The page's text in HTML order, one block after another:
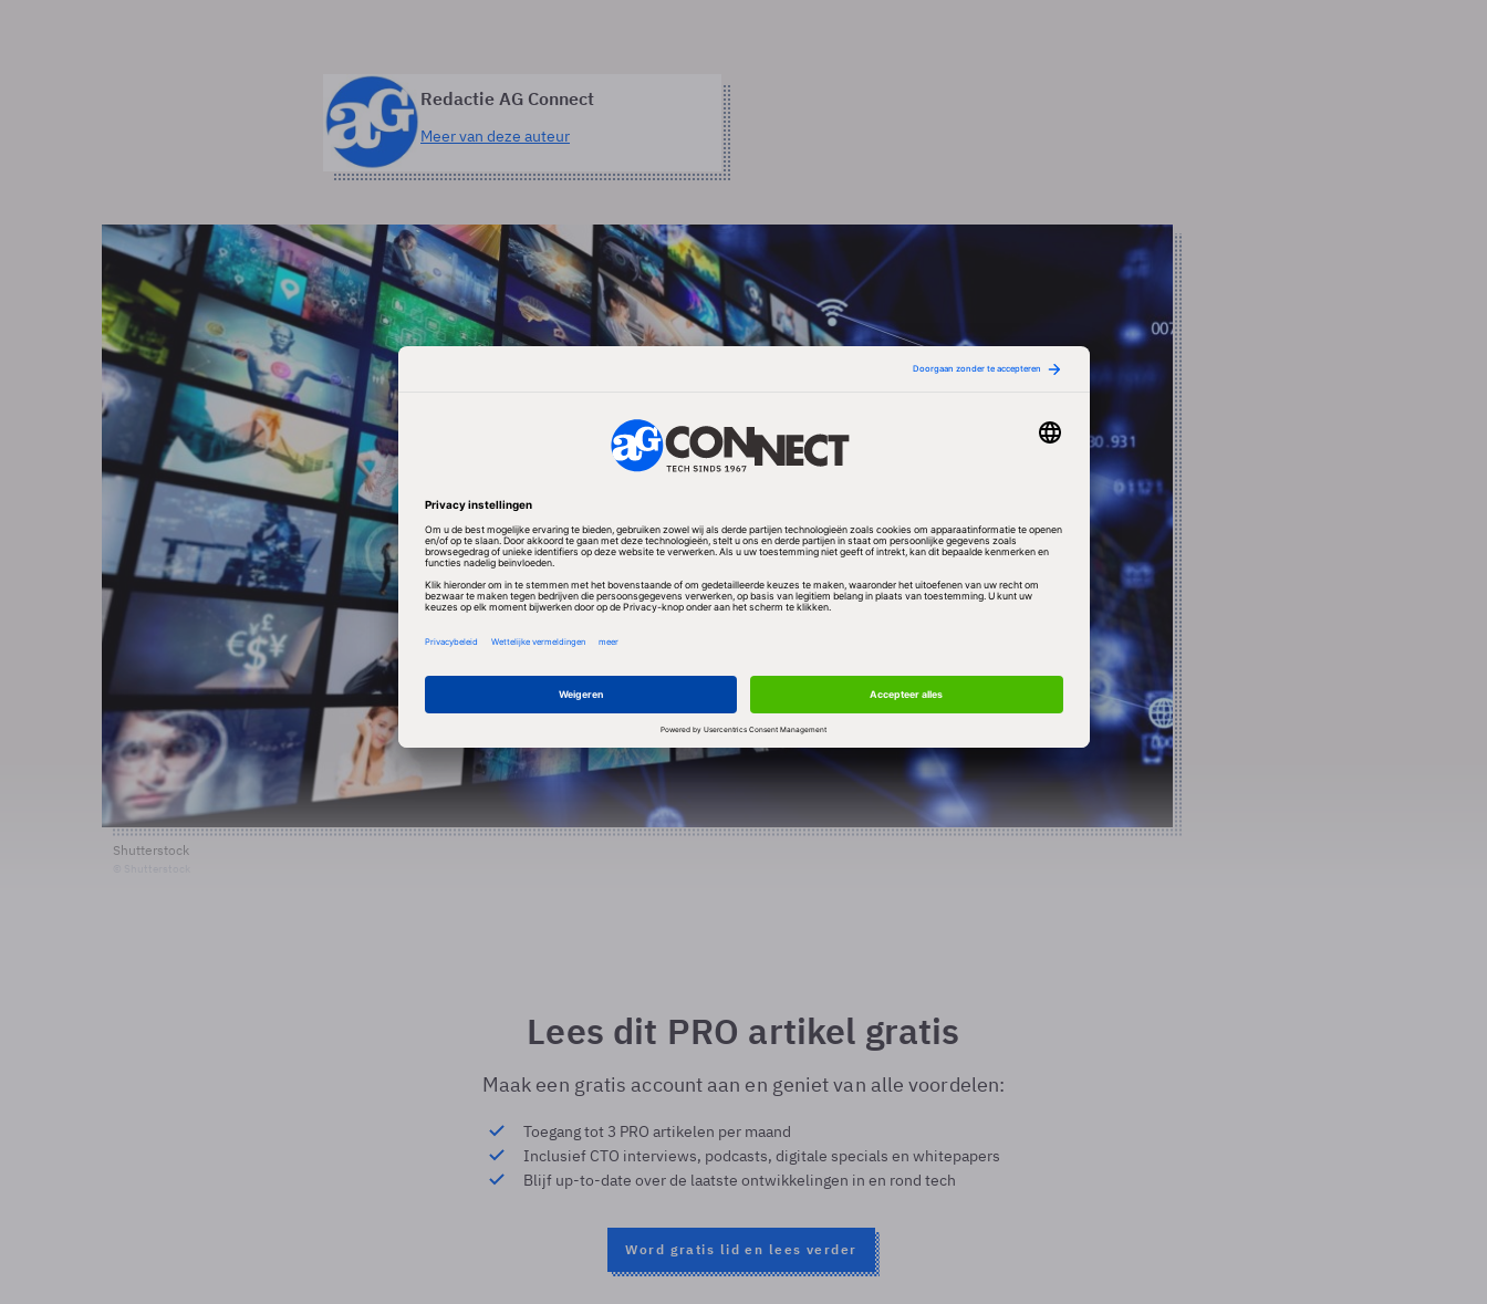
Redactie AG Connect
Meer van deze auteur
Shutterstock
Lees dit PRO artikel gratis
Maak een gratis account aan en geniet van alle voordelen:
Toegang tot 3 PRO artikelen per maand
Inclusief CTO interviews, podcasts, digitale specials en whitepapers
Blijf up-to-date over de laatste ontwikkelingen in en rond tech
Word gratis lid en lees verder